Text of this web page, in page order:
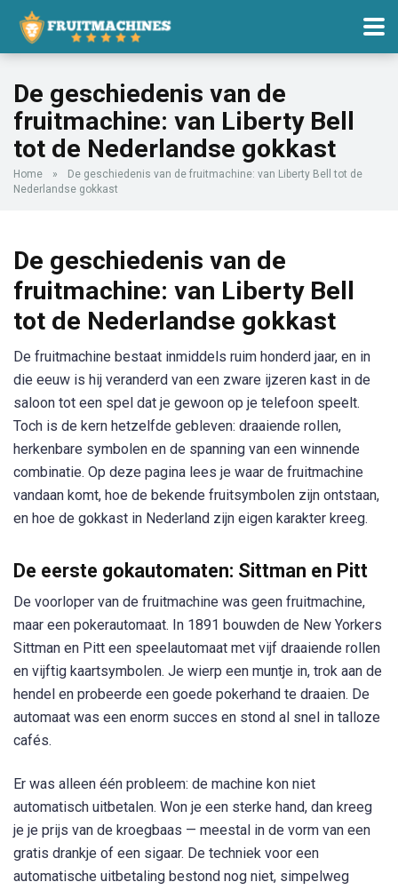
De geschiedenis van de
fruitmachine: van Liberty Bell
tot de Nederlandse gokkast
Home »
De geschiedenis van de fruitmachine: van Liberty Bell tot de
Nederlandse gokkast
De geschiedenis van de
fruitmachine: van Liberty Bell
tot de Nederlandse gokkast
De fruitmachine bestaat inmiddels ruim honderd jaar, en in
die eeuw is hij veranderd van een zware ijzeren kast in de
saloon tot een spel dat je gewoon op je telefoon speelt.
Toch is de kern hetzelfde gebleven: draaiende rollen,
herkenbare symbolen en de spanning van een winnende
combinatie. Op deze pagina lees je waar de fruitmachine
vandaan komt, hoe de bekende fruitsymbolen zijn ontstaan,
en hoe de gokkast in Nederland zijn eigen karakter kreeg.
De eerste gokautomaten: Sittman en Pitt
De voorloper van de fruitmachine was geen fruitmachine,
maar een pokerautomaat. In 1891 bouwden de New Yorkers
Sittman en Pitt een speelautomaat met vijf draaiende rollen
en vijftig kaartsymbolen. Je wierp een muntje in, trok aan de
hendel en probeerde een goede pokerhand te draaien. De
automaat was een enorm succes en stond al snel in talloze
cafés.
Er was alleen één probleem: de machine kon niet
automatisch uitbetalen. Won je een sterke hand, dan kreeg
je je prijs van de kroegbaas — meestal in de vorm van een
gratis drankje of een sigaar. De techniek voor een
automatische uitbetaling bestond nog niet, simpelweg